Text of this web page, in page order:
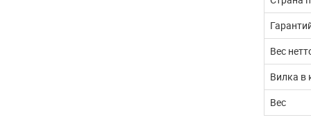
Вес
Вилка в
Вес